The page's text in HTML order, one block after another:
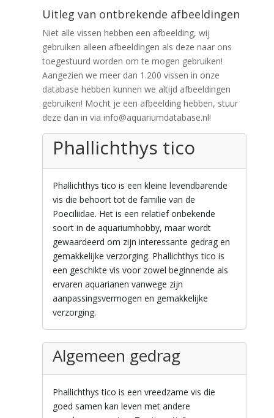
Uitleg van ontbrekende afbeeldingen
Niet alle vissen hebben een afbeelding, wij
gebruiken alleen afbeeldingen als deze naar ons
toegestuurd worden om te mogen gebruiken!
Aangezien we meer dan 1.200 vissen in onze
database hebben kunnen we altijd afbeeldingen
gebruiken! Mocht je een afbeelding hebben, stuur
deze dan in via info@aquariumdatabase.nl!
Phallichthys tico
Phallichthys tico is een kleine levendbarende
vis die behoort tot de familie van de
Poeciliidae. Het is een relatief onbekende
soort in de aquariumhobby, maar wordt
gewaardeerd om zijn interessante gedrag en
gemakkelijke verzorging. Phallichthys tico is
een geschikte vis voor zowel beginnende als
ervaren aquarianen vanwege zijn
aanpassingsvermogen en gemakkelijke
verzorging.
Algemeen gedrag
Phallichthys tico is een vreedzame vis die
goed samen kan leven met andere